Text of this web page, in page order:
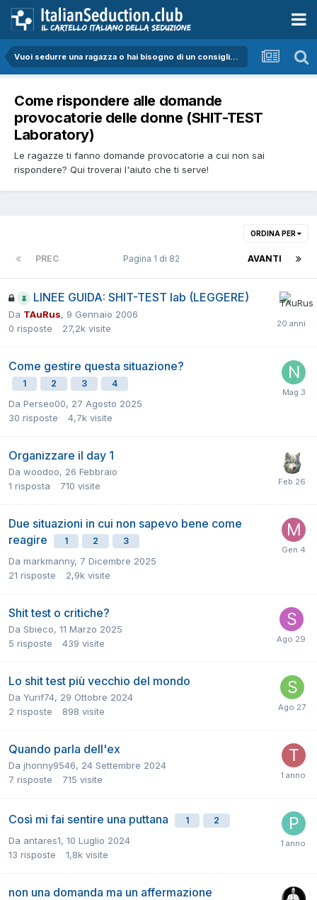
Vuoi sedurre una ragazza o hai bisogno di un consiglio sulla seduzione?
Come rispondere alle domande
provocatorie delle donne (SHIT-TEST
Laboratory)
Le ragazze ti fanno domande provocatorie a cui non sai
rispondere? Qui troverai l'aiuto che ti serve!
ORDINA PER
PREC AVANTI
Pagina 1 di 82
LINEE GUIDA: SHIT-TEST lab (LEGGERE)
Da TAuRus, 9 Gennaio 2006
0 risposte 27,2k visite
Come gestire questa situazione?
1 2 3 4
Da Perseo00, 27 Agosto 2025
30 risposte 4,7k visite
Organizzare il day 1
Da woodoo, 26 Febbraio
1 risposta 710 visite
Due situazioni in cui non sapevo bene come
reagire
1 2 3
Da markmanny, 7 Dicembre 2025
21 risposte 2,9k visite
Shit test o critiche?
Da Sbieco, 11 Marzo 2025
5 risposte 439 visite
Lo shit test più vecchio del mondo
Da Yurif74, 29 Ottobre 2024
2 risposte 898 visite
Quando parla dell'ex
Da jhonny9546, 24 Settembre 2024
7 risposte 715 visite
Così mi fai sentire una puttana 1 2
Da antares1, 10 Luglio 2024
13 risposte 1,8k visite
non una domanda ma un affermazione